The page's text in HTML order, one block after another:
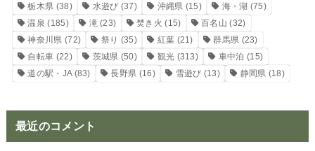
栃木県 (38) 水遊び (37) 沖縄県 (15) 海・湖 (75)
温泉 (185) 滝 (23) 焚き火 (15) 百名山 (32)
神奈川県 (72) 祭り (35) 紅葉 (21) 群馬県 (23)
自転車 (22) 茨城県 (50) 観光 (313) 車中泊 (15)
道の駅・JA(83) 長野県 (16) 雪遊び (13) 静岡県 (18)
最近のコメント